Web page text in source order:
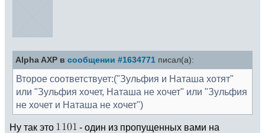
Alpha AXP в сообщении #1634771 писал(а):
Второе соответствует:("Зульфия и Наташа хотят"
или "Зульфия хочет, Наташа не хочет" или "Зульфия
не хочет и Наташа не хочет")
Ну так это
- один из пропущенных вами на